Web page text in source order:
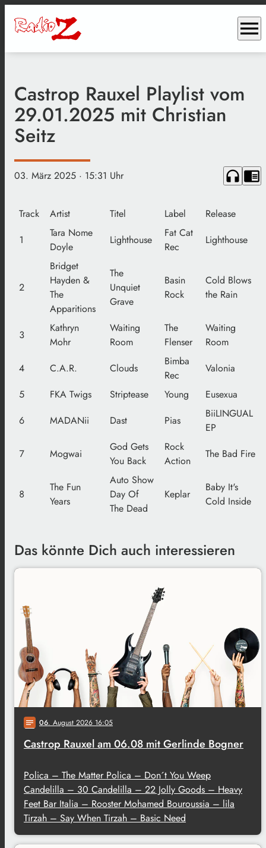
menu
Castrop Rauxel Playlist vom
29.01.2025 mit Christian
Seitz
03. März 2025 · 15:31 Uhr headphones chrome_reader_mode
Track Artist Titel Label
Release
1
Tara Nome
Doyle
Lighthouse
Fat Cat
Rec
Lighthouse
2
Bridget
Hayden &
The
Apparitions
The
Unquiet
Grave
Basin
Rock
Cold Blows
the Rain
3
Kathryn
Mohr
Waiting
Room
The
Flenser
Waiting
Room
4
C.A.R. Clouds
Bimba
Rec
Valonia
5
FKA Twigs Striptease Young
Eusexua
6
MADANii Dast Pias
BiiLINGUAL
EP
7
Mogwai
God Gets
You Back
Rock
Action
The Bad Fire
8
The Fun
Years
Auto Show
Day Of
The Dead
Keplar
Baby It's
Cold Inside
Das könnte Dich auch interessieren
notes 06. August 2026 16:05
Castrop Rauxel am 06.08 mit Gerlinde Bogner
Polica – The Matter Polica – Don´t You Weep
Candelilla – 30 Candelilla – 22 Jolly Goods – Heavy
Feet Bar Italia – Rooster Mohamed Bouroussia – lila
Tirzah – Say When Tirzah – Basic Need